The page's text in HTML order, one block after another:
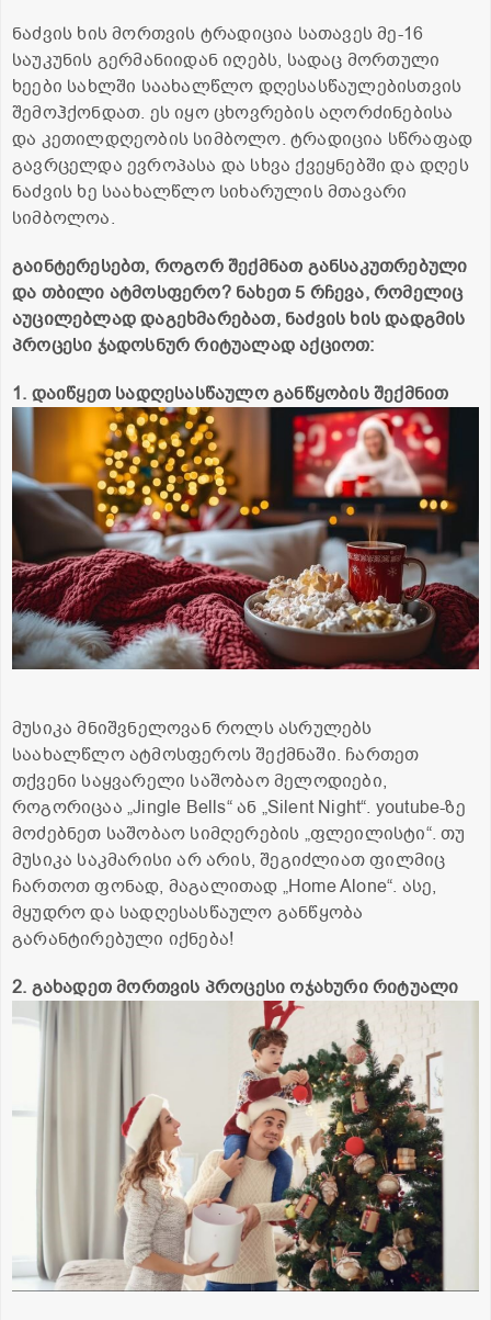
ნაძვის ხის მორთვის ტრადიცია სათავეს მე-16
საუკუნის გერმანიიდან იღებს, სადაც მორთული
ხეები სახლში საახალწლო დღესასწაულებისთვის
შემოჰქონდათ. ეს იყო ცხოვრების აღორძინებისა
და კეთილდღეობის სიმბოლო. ტრადიცია სწრაფად
გავრცელდა ევროპასა და სხვა ქვეყნებში და დღეს
ნაძვის ხე საახალწლო სიხარულის მთავარი
სიმბოლოა.
გაინტერესებთ, როგორ შექმნათ განსაკუთრებული
და თბილი ატმოსფერო? ნახეთ 5 რჩევა, რომელიც
აუცილებლად დაგეხმარებათ, ნაძვის ხის დადგმის
პროცესი ჯადოსნურ რიტუალად აქციოთ:
1. დაიწყეთ სადღესასწაულო განწყობის შექმნით
მუსიკა მნიშვნელოვან როლს ასრულებს
საახალწლო ატმოსფეროს შექმნაში. ჩართეთ
თქვენი საყვარელი საშობაო მელოდიები,
როგორიცაა „Jingle Bells“ ან „Silent Night“. youtube-ზე
მოძებნეთ საშობაო სიმღერების „ფლეილისტი“. თუ
მუსიკა საკმარისი არ არის, შეგიძლიათ ფილმიც
ჩართოთ ფონად, მაგალითად „Home Alone“. ასე,
მყუდრო და სადღესასწაულო განწყობა
გარანტირებული იქნება!
2. გახადეთ მორთვის პროცესი ოჯახური რიტუალი